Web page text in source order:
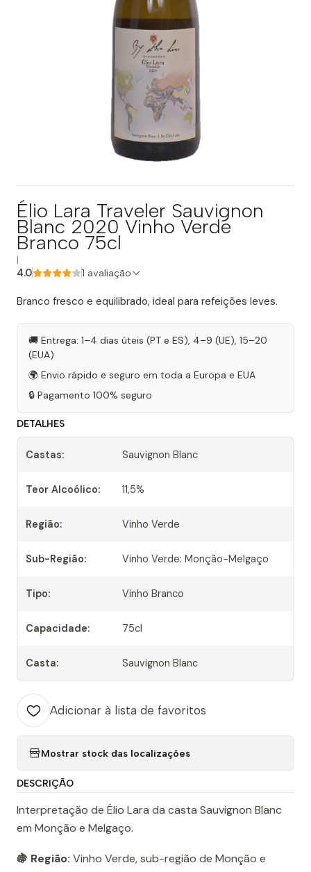
Élio Lara Traveler Sauvignon
Blanc 2020 Vinho Verde
Branco 75cl
4.0 1 avaliação
Branco fresco e equilibrado, ideal para refeições leves.
🚚 Entrega: 1–4 dias úteis (PT e ES), 4–9 (UE), 15–20
(EUA)
🌍 Envio rápido e seguro em toda a Europa e EUA
🔒 Pagamento 100% seguro
DETALHES
Castas: Sauvignon Blanc
Teor Alcoólico: 11,5%
Região: Vinho Verde
Sub-Região: Vinho Verde: Monção-Melgaço
Tipo: Vinho Branco
Capacidade: 75cl
Casta: Sauvignon Blanc
Adicionar à lista de favoritos
Mostrar stock das localizações
DESCRIÇÃO
Interpretação de Élio Lara da casta Sauvignon Blanc
em Monção e Melgaço.
🍇 Região: Vinho Verde, sub-região de Monção e